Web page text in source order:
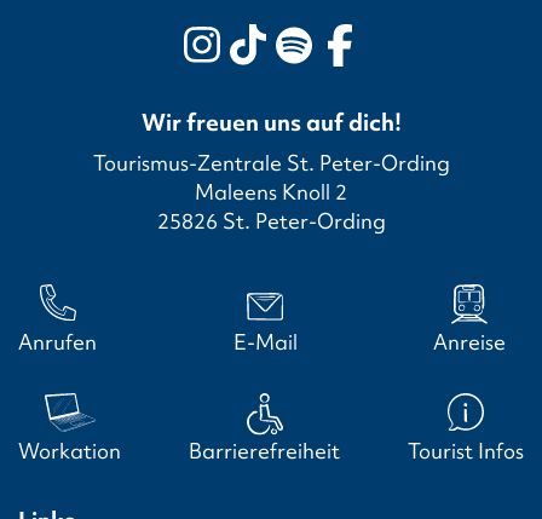
Wir freuen uns auf dich!
Tourismus-Zentrale St. Peter-Ording
Maleens Knoll 2
25826 St. Peter-Ording
Anrufen E-Mail Anreise
Workation Barrierefreiheit Tourist Infos